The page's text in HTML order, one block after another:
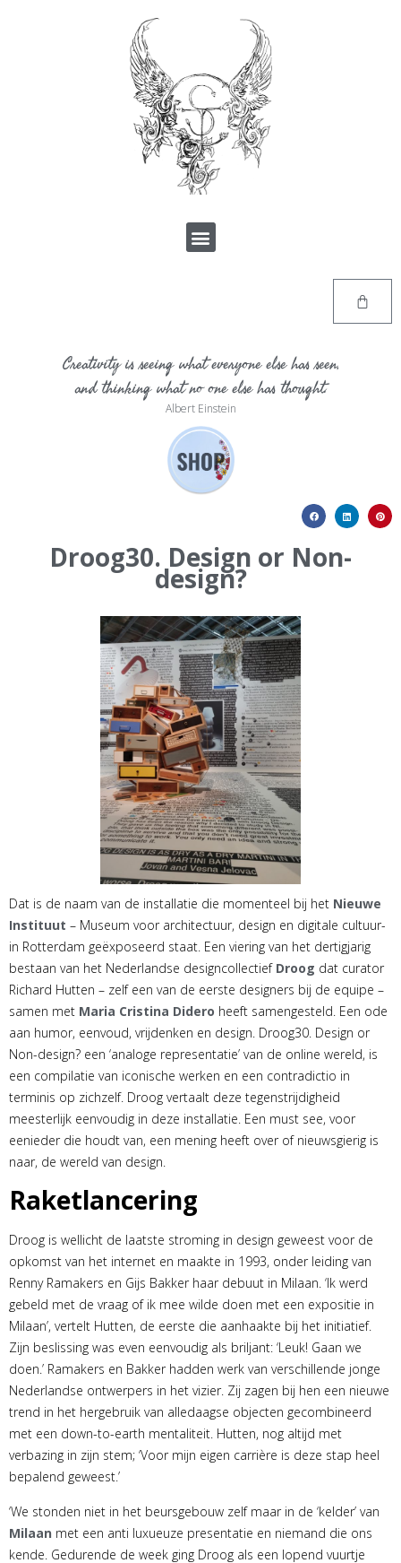
Creativity is seeing what everyone else has seen,
and thinking what no one else has thought.
Albert Einstein
Droog30. Design or Non-
design?
Dat is de naam van de installatie die momenteel bij het Nieuwe
Instituut – Museum voor architectuur, design en digitale cultuur-
in Rotterdam geëxposeerd staat. Een viering van het dertigjarig
bestaan van het Nederlandse designcollectief Droog dat curator
Richard Hutten – zelf een van de eerste designers bij de equipe –
samen met Maria Cristina Didero heeft samengesteld. Een ode
aan humor, eenvoud, vrijdenken en design. Droog30. Design or
Non-design? een ‘analoge representatie’ van de online wereld, is
een compilatie van iconische werken en een contradictio in
terminis op zichzelf. Droog vertaalt deze tegenstrijdigheid
meesterlijk eenvoudig in deze installatie. Een must see, voor
eenieder die houdt van, een mening heeft over of nieuwsgierig is
naar, de wereld van design.
Raketlancering
Droog is wellicht de laatste stroming in design geweest voor de
opkomst van het internet en maakte in 1993, onder leiding van
Renny Ramakers en Gijs Bakker haar debuut in Milaan. ‘Ik werd
gebeld met de vraag of ik mee wilde doen met een expositie in
Milaan’, vertelt Hutten, de eerste die aanhaakte bij het initiatief.
Zijn beslissing was even eenvoudig als briljant: ‘Leuk! Gaan we
doen.’ Ramakers en Bakker hadden werk van verschillende jonge
Nederlandse ontwerpers in het vizier. Zij zagen bij hen een nieuwe
trend in het hergebruik van alledaagse objecten gecombineerd
met een down-to-earth mentaliteit. Hutten, nog altijd met
verbazing in zijn stem; ‘Voor mijn eigen carrière is deze stap heel
bepalend geweest.’
‘We stonden niet in het beursgebouw zelf maar in de ‘kelder’ van
Milaan met een anti luxueuze presentatie en niemand die ons
kende. Gedurende de week ging Droog als een lopend vuurtje